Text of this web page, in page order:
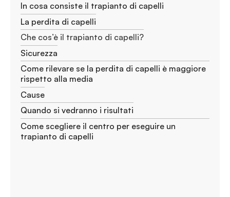
In cosa consiste il trapianto di capelli
La perdita di capelli
Che cos’è il trapianto di capelli?
Sicurezza
Come rilevare se la perdita di capelli è maggiore
rispetto alla media
Cause
Quando si vedranno i risultati
Come scegliere il centro per eseguire un
trapianto di capelli